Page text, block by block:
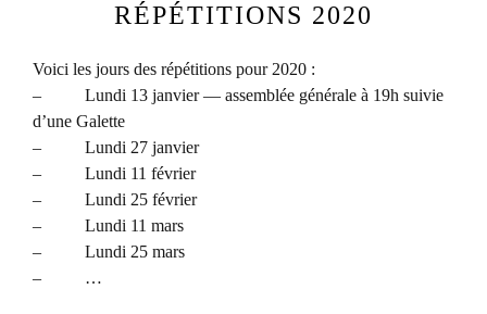
RÉPÉTITIONS 2020
Voici les jours des répétitions pour 2020 :
– Lundi 13 janvier — assemblée générale à 19h suivie
d’une Galette
– Lundi 27 janvier
– Lundi 11 février
– Lundi 25 février
– Lundi 11 mars
– Lundi 25 mars
– …